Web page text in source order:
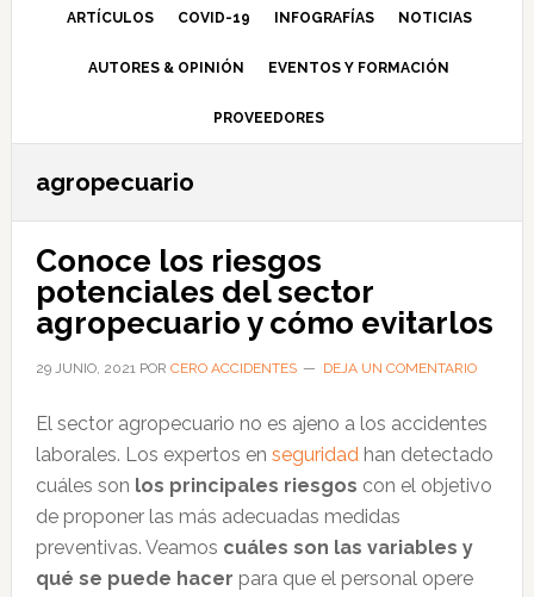
ARTÍCULOS COVID-19 INFOGRAFÍAS NOTICIAS
AUTORES & OPINIÓN EVENTOS Y FORMACIÓN
PROVEEDORES
agropecuario
Conoce los riesgos
potenciales del sector
agropecuario y cómo evitarlos
29 JUNIO, 2021POR CERO ACCIDENTES DEJA UN COMENTARIO
El sector agropecuario no es ajeno a los accidentes
laborales. Los expertos en seguridadhan detectado
cuáles son los principales riesgos con el objetivo
de proponer las más adecuadas medidas
preventivas. Veamos cuáles son las variables y
qué se puede hacer para que el personal opere